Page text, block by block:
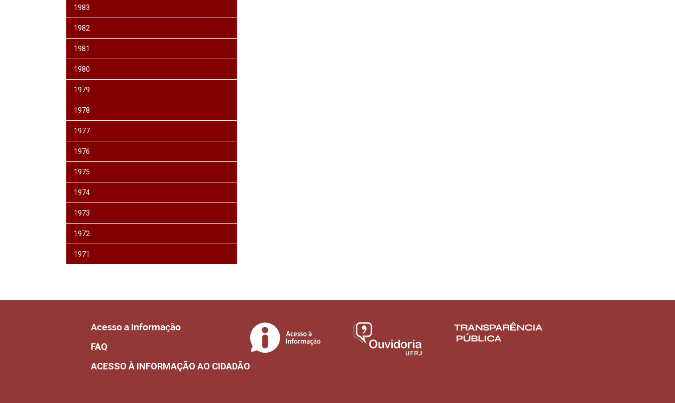
1983
1982
1981
1980
1979
1978
1977
1976
1975
1974
1973
1972
1971
Acesso a Informação
FAQ
ACESSO À INFORMAÇÃO AO CIDADÃO